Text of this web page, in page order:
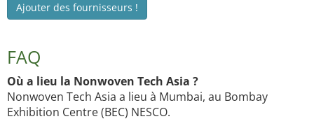
Ajouter des fournisseurs !
FAQ
Où a lieu la Nonwoven Tech Asia ?
Nonwoven Tech Asia a lieu à Mumbai, au Bombay
Exhibition Centre (BEC) NESCO.